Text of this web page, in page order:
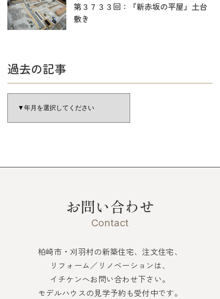
第３７３３回：『新赤坂の平屋』土台
敷き
過去の記事
お問い合わせ
Contact
柏崎市・刈羽村の新築住宅、注文住宅、
リフォーム／リノベーションは、
イチケンへお問い合わせ下さい。
モデルハウスの見学予約も受付中です。